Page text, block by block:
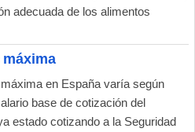
adecuada de los alimentos
en España varía según
base de cotización del
estado cotizando a la Seguridad